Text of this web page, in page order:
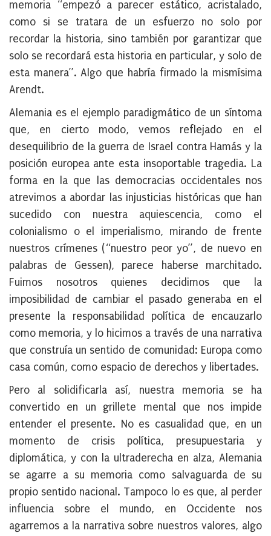
memoria “empezó a parecer estático, acristalado,
como si se tratara de un esfuerzo no solo por
recordar la historia, sino también por garantizar que
solo se recordará esta historia en particular, y solo de
esta manera”. Algo que habría firmado la mismísima
Arendt.
Alemania es el ejemplo paradigmático de un síntoma
que, en cierto modo, vemos reflejado en el
desequilibrio de la guerra de Israel contra Hamás y la
posición europea ante esta insoportable tragedia. La
forma en la que las democracias occidentales nos
atrevimos a abordar las injusticias históricas que han
sucedido con nuestra aquiescencia, como el
colonialismo o el imperialismo, mirando de frente
nuestros crímenes (“nuestro peor yo”, de nuevo en
palabras de Gessen), parece haberse marchitado.
Fuimos nosotros quienes decidimos que la
imposibilidad de cambiar el pasado generaba en el
presente la responsabilidad política de encauzarlo
como memoria, y lo hicimos a través de una narrativa
que construía un sentido de comunidad: Europa como
casa común, como espacio de derechos y libertades.
Pero al solidificarla así, nuestra memoria se ha
convertido en un grillete mental que nos impide
entender el presente. No es casualidad que, en un
momento de crisis política, presupuestaria y
diplomática, y con la ultraderecha en alza, Alemania
se agarre a su memoria como salvaguarda de su
propio sentido nacional. Tampoco lo es que, al perder
influencia sobre el mundo, en Occidente nos
agarremos a la narrativa sobre nuestros valores, algo